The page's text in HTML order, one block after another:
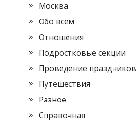
Москва
Обо всем
Отношения
Подростковые секции
Проведение праздников
Путешествия
Разное
Справочная